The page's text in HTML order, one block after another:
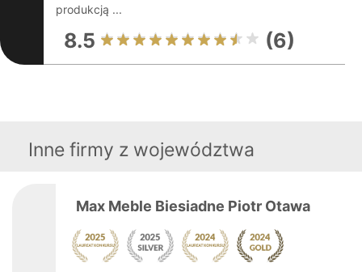
produkcją ...
8.5 (6)
Inne firmy z województwa
Max Meble Biesiadne Piotr Otawa